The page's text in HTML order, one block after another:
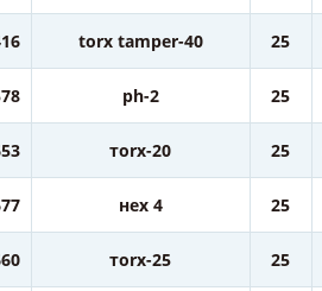
torx tamper-40 25
ph-2 25
тorx-20 25
нех 4 25
тorx-25 25